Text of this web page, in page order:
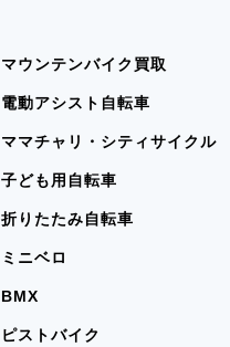
マウンテンバイク買取
電動アシスト自転車
ママチャリ・シティサイクル
子ども用自転車
折りたたみ自転車
ミニベロ
BMX
ピストバイク